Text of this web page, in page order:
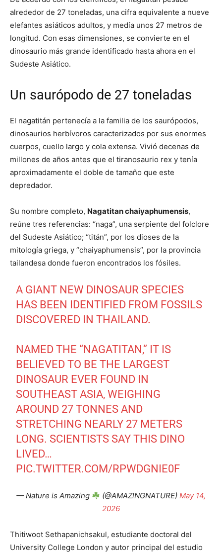
alrededor de 27 toneladas, una cifra equivalente a nueve
elefantes asiáticos adultos, y medía unos 27 metros de
longitud. Con esas dimensiones, se convierte en el
dinosaurio más grande identificado hasta ahora en el
Sudeste Asiático.
Un saurópodo de 27 toneladas
El nagatitán pertenecía a la familia de los saurópodos,
dinosaurios herbívoros caracterizados por sus enormes
cuerpos, cuello largo y cola extensa. Vivió decenas de
millones de años antes que el tiranosaurio rex y tenía
aproximadamente el doble de tamaño que este
depredador.
Su nombre completo, Nagatitan chaiyaphumensis,
reúne tres referencias: “naga”, una serpiente del folclore
del Sudeste Asiático; “titán”, por los dioses de la
mitología griega, y “chaiyaphumensis”, por la provincia
tailandesa donde fueron encontrados los fósiles.
A GIANT NEW DINOSAUR SPECIES
HAS BEEN IDENTIFIED FROM FOSSILS
DISCOVERED IN THAILAND.
NAMED THE “NAGATITAN,” IT IS
BELIEVED TO BE THE LARGEST
DINOSAUR EVER FOUND IN
SOUTHEAST ASIA, WEIGHING
AROUND 27 TONNES AND
STRETCHING NEARLY 27 METERS
LONG. SCIENTISTS SAY THIS DINO
LIVED…
PIC.TWITTER.COM/RPWDGNIE0F
— Nature is Amazing (@AMAZlNGNATURE)May 14,
2026
Thitiwoot Sethapanichsakul, estudiante doctoral del
University College London y autor principal del estudio